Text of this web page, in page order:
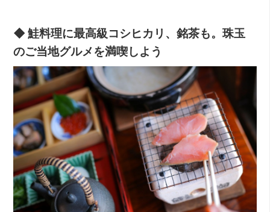
◆ 鮭料理に最高級コシヒカリ、銘茶も。珠玉
のご当地グルメを満喫しよう